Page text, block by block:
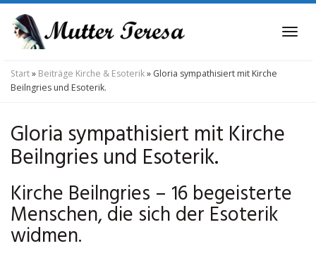
Skip
main
content
Start» Beiträge Kirche & Esoterik» Gloria sympathisiert mit Kirche
Beilngries und Esoterik.
Gloria sympathisiert mit Kirche
Beilngries und Esoterik.
Kirche Beilngries – 16 begeisterte
Menschen, die sich der Esoterik
widmen.